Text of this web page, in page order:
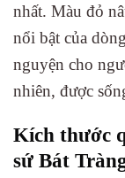
nhất. Màu đỏ
nổi bật của
nguyện cho
nhiên, được
Kích thước
sứ Bát